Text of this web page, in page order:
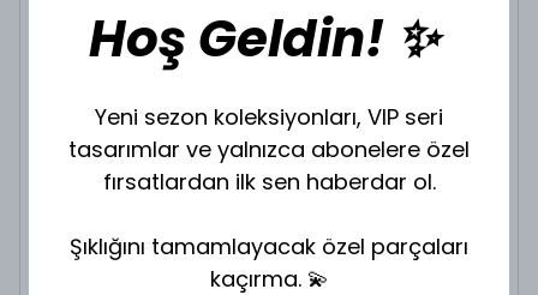
₺ 400.00
KOLYE UCU SEÇİNİZ.
₺ 200.00
Hoş Geldin! ✨
Yeni sezon koleksiyonları, VIP seri
tasarımlar ve yalnızca abonelere özel
fırsatlardan ilk sen haberdar ol.
Şıklığını tamamlayacak özel parçaları
kaçırma. 💫